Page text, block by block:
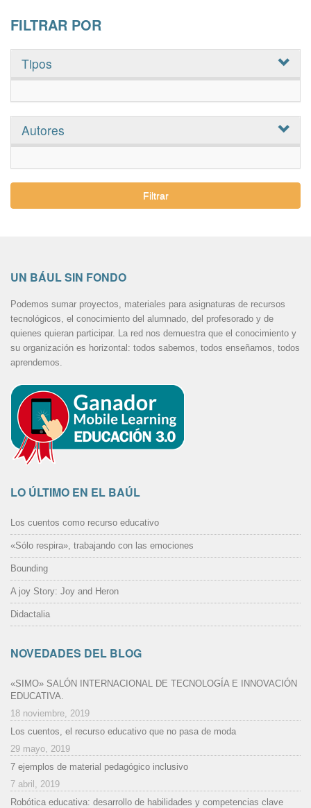
FILTRAR POR
Tipos
Autores
Filtrar
UN BÁUL SIN FONDO
Podemos sumar proyectos, materiales para asignaturas de recursos
tecnológicos, el conocimiento del alumnado, del profesorado y de
quienes quieran participar. La red nos demuestra que el conocimiento y
su organización es horizontal: todos sabemos, todos enseñamos, todos
aprendemos.
LO ÚLTIMO EN EL BAÚL
Los cuentos como recurso educativo
«Sólo respira», trabajando con las emociones
Bounding
A joy Story: Joy and Heron
Didactalia
NOVEDADES DEL BLOG
«SIMO» SALÓN INTERNACIONAL DE TECNOLOGÍA E INNOVACIÓN
EDUCATIVA.
18 noviembre, 2019
Los cuentos, el recurso educativo que no pasa de moda
29 mayo, 2019
7 ejemplos de material pedagógico inclusivo
7 abril, 2019
Robótica educativa: desarrollo de habilidades y competencias clave